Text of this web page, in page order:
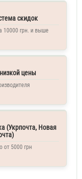
скидок
10000 грн. и выше
цены
(Укрпочта, Новая
от 5000 грн